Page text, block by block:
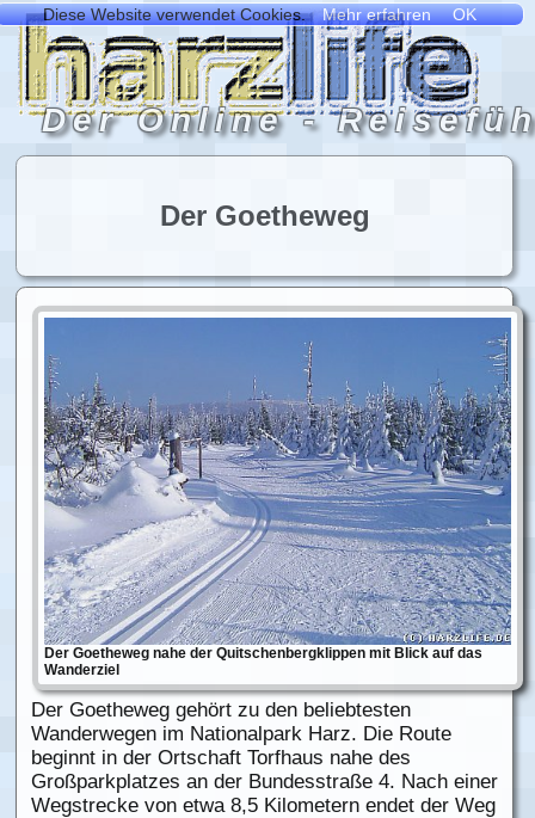
Der Goetheweg
Der Goetheweg nahe der Quitschenbergklippen mit Blick auf das
Wanderziel
Der Goetheweg gehört zu den beliebtesten
Wanderwegen im Nationalpark Harz. Die Route
beginnt in der Ortschaft Torfhaus nahe des
Großparkplatzes an der Bundesstraße 4. Nach einer
Wegstrecke von etwa 8,5 Kilometern endet der Weg